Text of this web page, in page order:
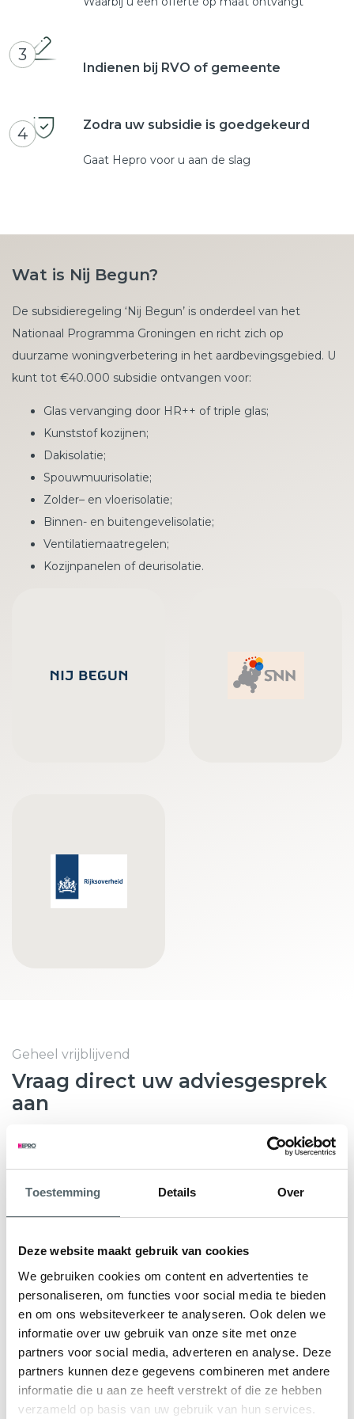
Toestemming Details Over
Deze website maakt gebruik van cookies
We gebruiken cookies om content en advertenties te
personaliseren, om functies voor social media te bieden
en om ons websiteverkeer te analyseren. Ook delen we
informatie over uw gebruik van onze site met onze
partners voor social media, adverteren en analyse. Deze
partners kunnen deze gegevens combineren met andere
informatie die u aan ze heeft verstrekt of die ze hebben
verzameld op basis van uw gebruik van hun services.
3
Indienen bij RVO of gemeente
4 Zodra uw subsidie is goedgekeurd
Gaat Hepro voor u aan de slag
Wat is Nij Begun?
De subsidieregeling ‘Nij Begun’ is onderdeel van het
Nationaal Programma Groningen en richt zich op
duurzame woningverbetering in het aardbevingsgebied. U
kunt tot €40.000 subsidie ontvangen voor:
Glas vervanging door HR++ of triple glas;
Kunststof kozijnen;
Dakisolatie;
Spouwmuurisolatie;
Zolder– en vloerisolatie;
Binnen- en buitengevelisolatie;
Ventilatiemaatregelen;
Kozijnpanelen of deurisolatie.
Geheel vrijblijvend
Vraag direct uw adviesgesprek
aan
Wilt u weten hoeveel subsidie u kunt krijgen voor nieuwe
kunststof kozijnen, HR++ glas of andere
verduurzamingsmaatregelen? Hepro helpt u graag verder.
onze specialisten samen met u de mogelijkheden voor uw
woning. We geven direct inzicht in de subsidieregeling Nij
Begun en eventuele aanvullende regelingen.
U ontvangt een persoonlijk advies en een heldere offerte
op maat, zodat u precies weet waar u aan toe bent.